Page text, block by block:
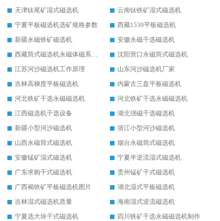
天津钛尾矿湿式磁选机
云南钛铁矿湿式磁选机
宁夏平板磁选机选矿规格参数
西藏1530平板磁选机
新疆永磁铁矿磁选机
安徽永磁干选磁选机
西藏筒式磁选机永磁体磁系设计
沈阳营口永磁筒式磁选机
江苏河沙磁选机工作原理
山东河沙磁选机厂家
吉林高梯度平板磁选机
内蒙古三盘平板磁选机
河北铁矿干选永磁磁选机
河北铁矿干选永磁磁选机
江西磁选机干选设备
湖北强磁干选磁选机
新疆小型河沙磁选机
浙江小型河沙磁选机
山西永磁筒式磁选机
烟台永磁筒式磁选机
安徽锰矿湿式磁选机
宁夏半逆流湿式磁选机
广东求购干式磁选机
贵州锰矿干式磁选机
广西褐铁矿平板磁选机图片
湖北湿式平板磁选机
吉林湿式磁选机质量
海南湿式逆流磁选机
宁夏选大块干式磁选机
四川铁矿干选永磁磁选机制作